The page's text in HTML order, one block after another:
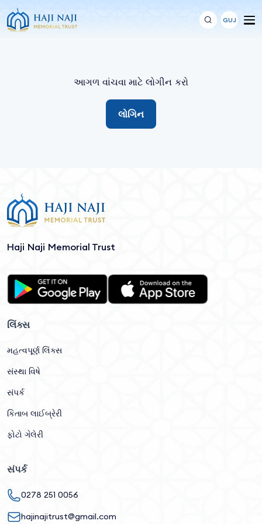
GUJ
આગળ વાંચવા માટે લોગીન કરો
લોગિન
Haji Naji Memorial Trust
લિંક્સ
મહત્વપૂર્ણ લિંક્સ
સંસ્થા વિષે
સંપર્ક
કિતાબ લાઈબ્રેરી
ફોટો ગેલેરી
સંપર્ક
0278 251 0056
hajinajitrust@gmail.com